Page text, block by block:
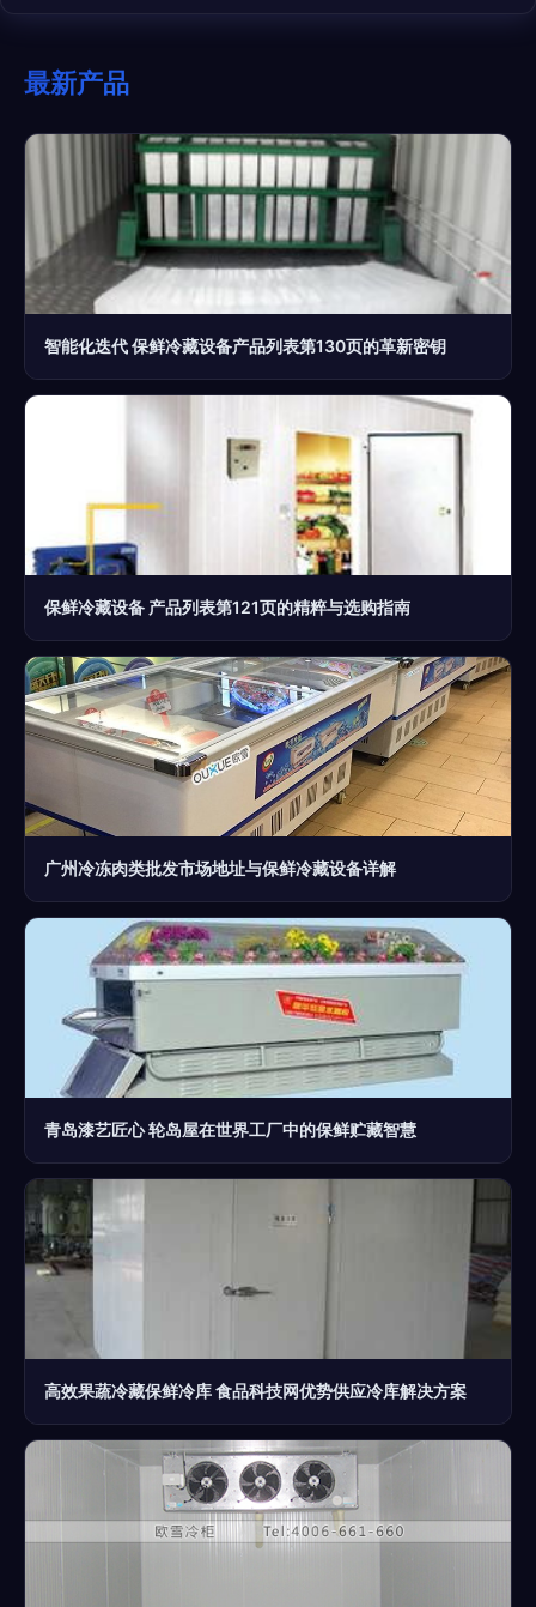
最新产品
智能化迭代 保鲜冷藏设备产品列表第130页的革新密钥
保鲜冷藏设备 产品列表第121页的精粹与选购指南
广州冷冻肉类批发市场地址与保鲜冷藏设备详解
青岛漆艺匠心 轮岛屋在世界工厂中的保鲜贮藏智慧
高效果蔬冷藏保鲜冷库 食品科技网优势供应冷库解决方案